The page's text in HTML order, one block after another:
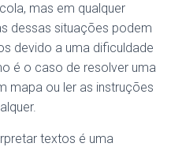
mas em qualquer
dessas situações podem
devido a uma dificuldade
é o caso de resolver uma
mapa ou ler as instruções
textos é uma